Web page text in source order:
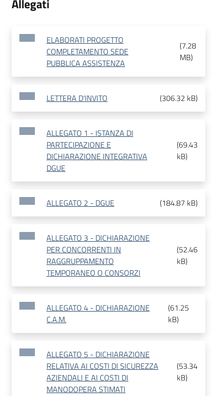
Allegati
ELABORATI PROGETTO
COMPLETAMENTO SEDE
PUBBLICA ASSISTENZA
(7.28
MB)
LETTERA D'INVITO (306.32 kB)
ALLEGATO 1 - ISTANZA DI
PARTECIPAZIONE E
DICHIARAZIONE INTEGRATIVA
DGUE
(69.43
kB)
ALLEGATO 2 - DGUE (184.87 kB)
ALLEGATO 3 - DICHIARAZIONE
PER CONCORRENTI IN
RAGGRUPPAMENTO
TEMPORANEO O CONSORZI
(52.46
kB)
ALLEGATO 4 - DICHIARAZIONE
C.A.M.
(61.25
kB)
ALLEGATO 5 - DICHIARAZIONE
RELATIVA AI COSTI DI SICUREZZA
AZIENDALI E AI COSTI DI
MANODOPERA STIMATI
(53.34
kB)